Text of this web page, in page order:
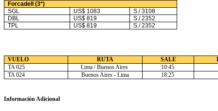
Forcadell (3*)
SGL
US$ 1083
S./ 3108
DBL
US$ 819
S./ 2352
TPL
US$ 819 S./ 2352
VUELO RUTA SALE
TA 025
Lima / Buenos Aires
10:45
TA 024
Buenos Aires - Lima 18:25
Información Adicional